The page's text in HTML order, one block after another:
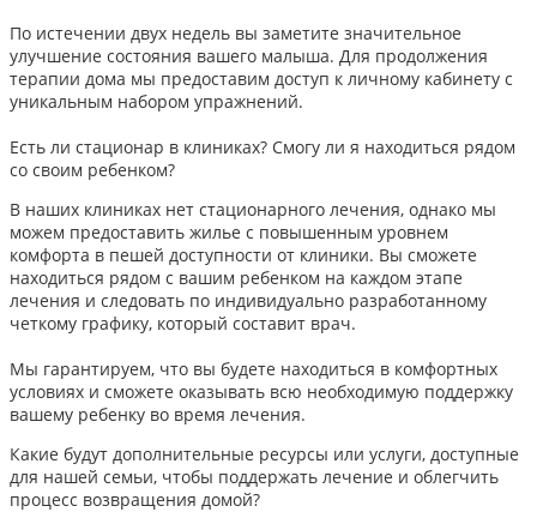
По истечении двух недель вы заметите значительное
улучшение состояния вашего малыша. Для продолжения
терапии дома мы предоставим доступ к личному кабинету с
уникальным набором упражнений.
Есть ли стационар в клиниках? Смогу ли я находиться рядом
со своим ребенком?
В наших клиниках нет стационарного лечения, однако мы
можем предоставить жилье с повышенным уровнем
комфорта в пешей доступности от клиники. Вы сможете
находиться рядом с вашим ребенком на каждом этапе
лечения и следовать по индивидуально разработанному
четкому графику, который составит врач.
Мы гарантируем, что вы будете находиться в комфортных
условиях и сможете оказывать всю необходимую поддержку
вашему ребенку во время лечения.
Какие будут дополнительные ресурсы или услуги, доступные
для нашей семьи, чтобы поддержать лечение и облегчить
процесс возвращения домой?